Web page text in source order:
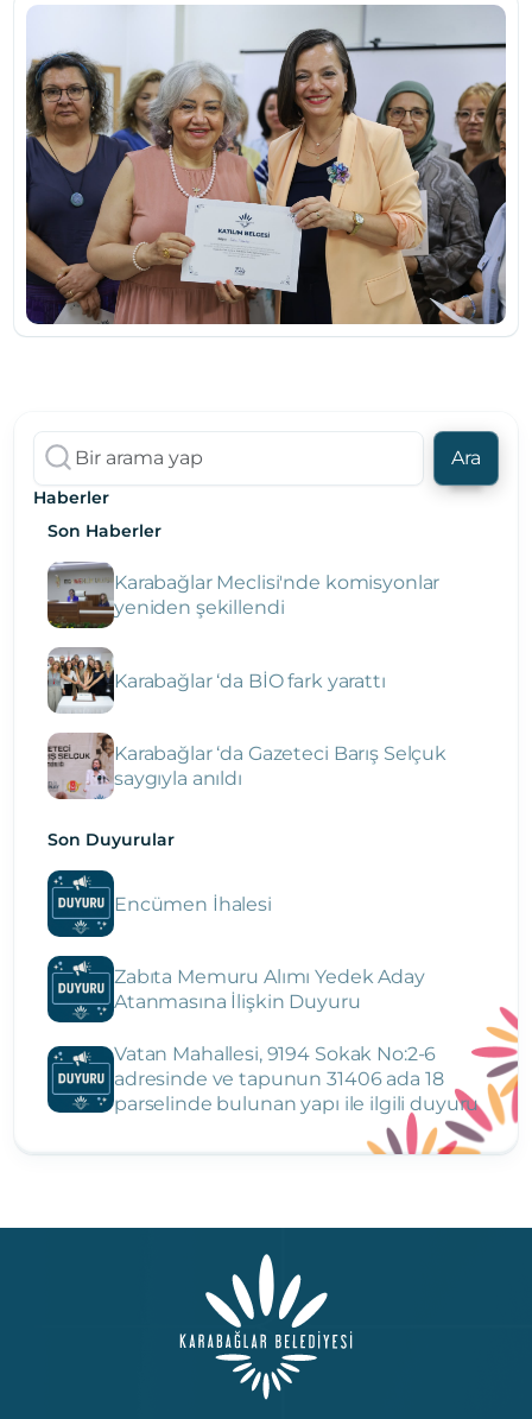
Ara
Haberler
Son Haberler
Karabağlar Meclisi'nde komisyonlar
yeniden şekillendi
Karabağlar ‘da BİO fark yarattı
Karabağlar ‘da Gazeteci Barış Selçuk
saygıyla anıldı
Son Duyurular
Encümen İhalesi
Zabıta Memuru Alımı Yedek Aday
Atanmasına İlişkin Duyuru
Vatan Mahallesi, 9194 Sokak No:2-6
adresinde ve tapunun 31406 ada 18
parselinde bulunan yapı ile ilgili duyuru